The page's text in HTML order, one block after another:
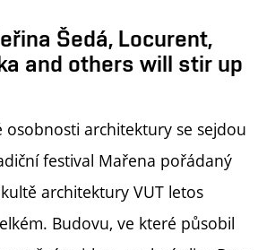
Šedá, Locurent,
and others will stir up
osobnosti architektury se sejdou
festival Mařena pořádaný
architektury VUT letos
Budovu, ve které působil